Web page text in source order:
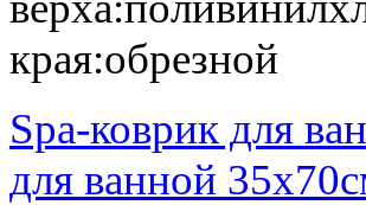
края:обрезной
Spa-коврик для
для ванной